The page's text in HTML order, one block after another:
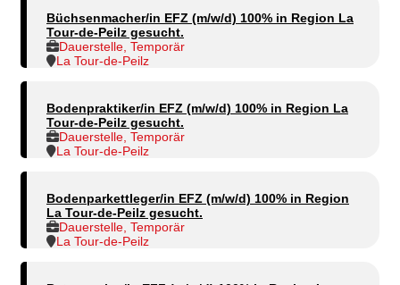
Büchsenmacher/in EFZ (m/w/d) 100% in Region La
Tour-de-Peilz gesucht.
Dauerstelle, Temporär
La Tour-de-Peilz
Bodenpraktiker/in EFZ (m/w/d) 100% in Region La
Tour-de-Peilz gesucht.
Dauerstelle, Temporär
La Tour-de-Peilz
Bodenparkettleger/in EFZ (m/w/d) 100% in Region
La Tour-de-Peilz gesucht.
Dauerstelle, Temporär
La Tour-de-Peilz